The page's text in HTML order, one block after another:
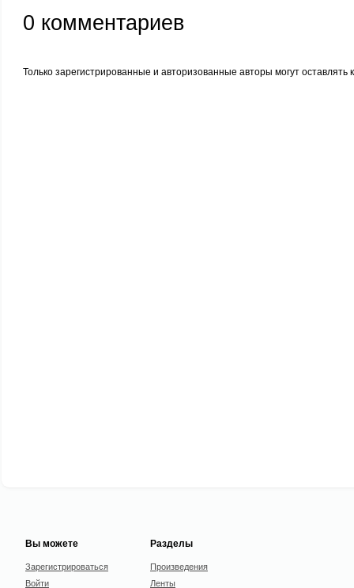
0 комментариев
Только зарегистрированные и авторизованные авторы могут оставлять
Вы можете
Зарегистрироваться
Войти
Разделы
Произведения
Ленты